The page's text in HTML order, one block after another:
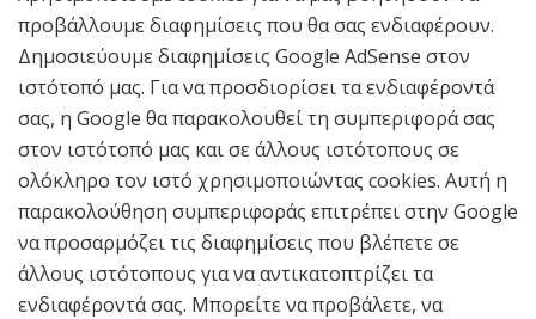
προβάλλουμε διαφημίσεις που θα σας ενδιαφέρουν.
Δημοσιεύουμε διαφημίσεις Google AdSense στον
ιστότοπό μας. Για να προσδιορίσει τα ενδιαφέροντά
σας, η Google θα παρακολουθεί τη συμπεριφορά σας
στον ιστότοπό μας και σε άλλους ιστότοπους σε
ολόκληρο τον ιστό χρησιμοποιώντας cookies. Αυτή η
παρακολούθηση συμπεριφοράς επιτρέπει στην Google
να προσαρμόζει τις διαφημίσεις που βλέπετε σε
άλλους ιστότοπους για να αντικατοπτρίζει τα
ενδιαφέροντά σας. Μπορείτε να προβάλετε, να